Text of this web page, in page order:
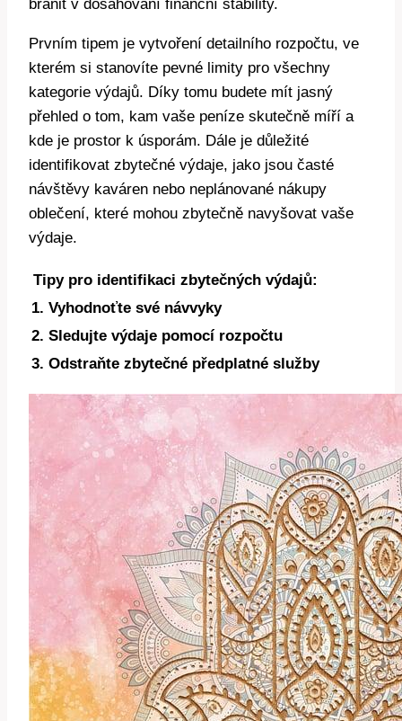
bránit v dosahování finanční stability.
Prvním tipem je vytvoření detailního rozpočtu, ve
kterém si stanovíte pevné limity pro všechny
kategorie výdajů. Díky tomu budete mít jasný
přehled o tom, kam vaše peníze skutečně míří a
kde je prostor k úsporám. Dále je důležité
identifikovat zbytečné výdaje, jako jsou časté
návštěvy kaváren nebo neplánované nákupy
oblečení, které mohou zbytečně navyšovat vaše
výdaje.
Tipy pro identifikaci zbytečných výdajů:
1. Vyhodnoťte své návvyky
2. Sledujte výdaje pomocí rozpočtu
3. Odstraňte zbytečné předplatné služby